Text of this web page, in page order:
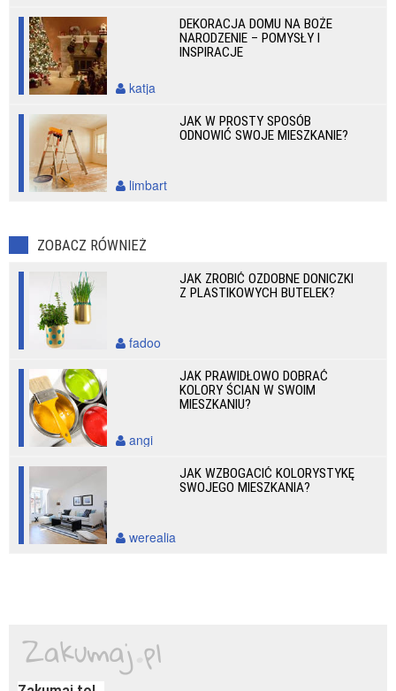
DEKORACJA DOMU NA BOŻE
NARODZENIE – POMYSŁY I
INSPIRACJE
katja
JAK W PROSTY SPOSÓB
ODNOWIĆ SWOJE MIESZKANIE?
limbart
ZOBACZ RÓWNIEŻ
JAK ZROBIĆ OZDOBNE DONICZKI
Z PLASTIKOWYCH BUTELEK?
fadoo
JAK PRAWIDŁOWO DOBRAĆ
KOLORY ŚCIAN W SWOIM
MIESZKANIU?
angi
JAK WZBOGACIĆ KOLORYSTYKĘ
SWOJEGO MIESZKANIA?
werealia